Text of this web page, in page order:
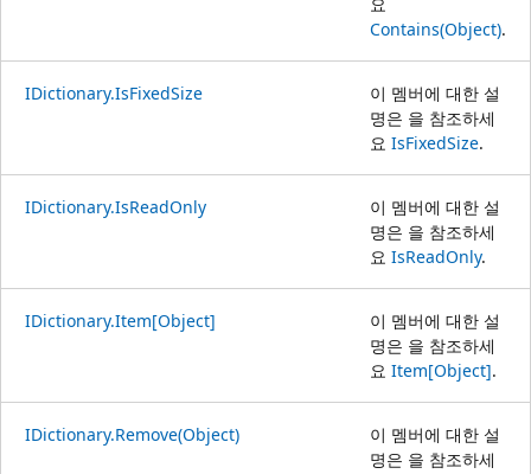
Contains(Object).
IDictionary.IsFixedSize
이 멤버에 대한 설
명은 을 참조하세
요 IsFixedSize.
IDictionary.IsReadOnly
이 멤버에 대한 설
명은 을 참조하세
요 IsReadOnly.
IDictionary.Item[Object]
이 멤버에 대한 설
명은 을 참조하세
요 Item[Object].
IDictionary.Remove(Object)
이 멤버에 대한 설
명은 을 참조하세